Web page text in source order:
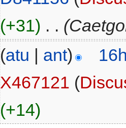
(+31) . .
(atu | ant)
X467121 (
(+14)